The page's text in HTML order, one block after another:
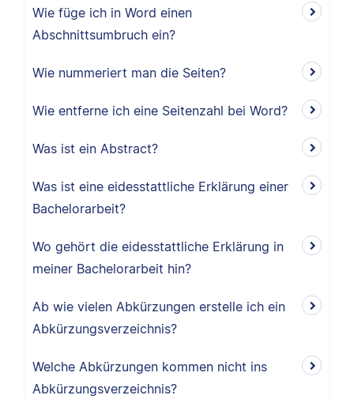
Wie füge ich in Word einen
Abschnittsumbruch ein?
Wie nummeriert man die Seiten?
Wie entferne ich eine Seitenzahl bei Word?
Was ist ein Abstract?
Was ist eine eidesstattliche Erklärung einer
Bachelorarbeit?
Wo gehört die eidesstattliche Erklärung in
meiner Bachelorarbeit hin?
Ab wie vielen Abkürzungen erstelle ich ein
Abkürzungsverzeichnis?
Welche Abkürzungen kommen nicht ins
Abkürzungsverzeichnis?